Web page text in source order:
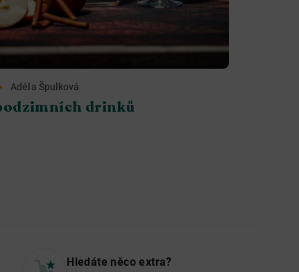
Adéla Špulková
drinků
Hledáte něco extra?